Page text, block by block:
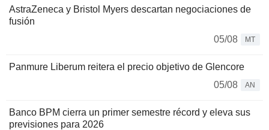
AstraZeneca y Bristol Myers descartan negociaciones de
fusión
05/08
MT
Panmure Liberum reitera el precio objetivo de Glencore
05/08
AN
Banco BPM cierra un primer semestre récord y eleva sus
previsiones para 2026